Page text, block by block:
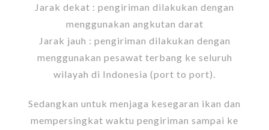
Jarak dekat : pengiriman dilakukan dengan
menggunakan angkutan darat
Jarak jauh : pengiriman dilakukan dengan
menggunakan pesawat terbang ke seluruh
wilayah di Indonesia (port to port).
Sedangkan untuk menjaga kesegaran ikan dan
mempersingkat waktu pengiriman sampai ke